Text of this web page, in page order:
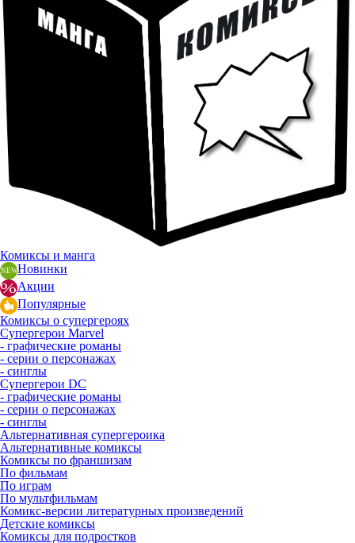
Комиксы и манга
Новинки
Акции
Популярные
Комиксы о супергероях
Супергерои Marvel
- графические романы
- серии о персонажах
- синглы
Супергерои DC
- графические романы
- серии о персонажах
- синглы
Альтернативная супергероика
Альтернативные комиксы
Комиксы по франшизам
По фильмам
По играм
По мультфильмам
Комикс-версии литературных произведений
Детские комиксы
Комиксы для подростков